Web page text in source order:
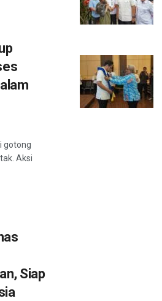
gotong
Aksi
Siap